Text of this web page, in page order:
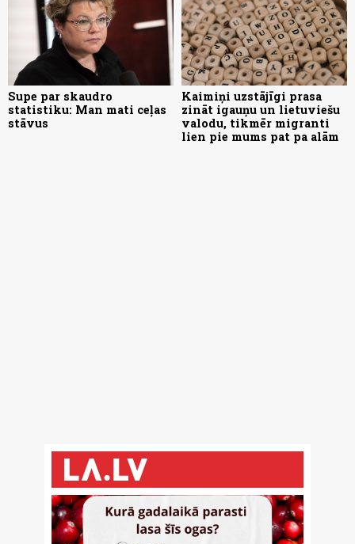
Supe par skaudro
statistiku: Man mati ceļas
stāvus
Kaimiņi uzstājīgi prasa
zināt igauņu un lietuviešu
valodu, tikmēr migranti
lien pie mums pat pa alām